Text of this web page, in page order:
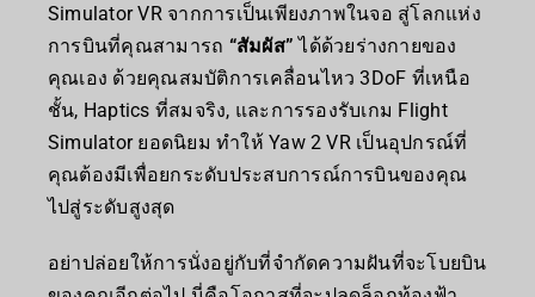
Simulator VR จากการเป็นเพียงภาพในจอ สู่โลกแห่ง
การบินที่คุณสามารถ “สัมผัส” ได้ด้วยร่างกายของ
คุณเอง ด้วยคุณสมบัติการเคลื่อนไหว 3DoF ที่เหนือ
ชั้น, Haptics ที่สมจริง, และการรองรับเกม Flight
Simulator ยอดนิยม ทำให้ Yaw 2 VR เป็นอุปกรณ์ที่
คุณต้องมีเพื่อยกระดับประสบการณ์การบินของคุณ
ไปสู่ระดับสูงสุด
อย่าปล่อยให้การนั่งอยู่กับที่จำกัดความฝันที่จะโบยบิน